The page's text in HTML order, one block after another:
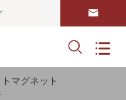

 
マグネット